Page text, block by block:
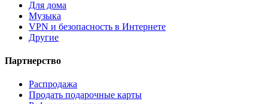
Для дома
Музыка
VPN и безопасность в Интернете
Другие
Партнерство
Распродажа
Продать подарочные карты